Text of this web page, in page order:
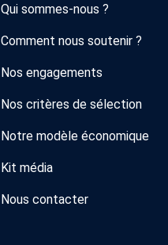
Qui sommes-nous ?
Comment nous soutenir ?
Nos engagements
Nos critères de sélection
Notre modèle économique
Kit média
Nous contacter